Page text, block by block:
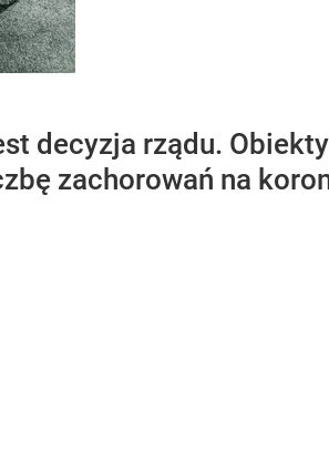
decyzja rządu.
zachorowań na